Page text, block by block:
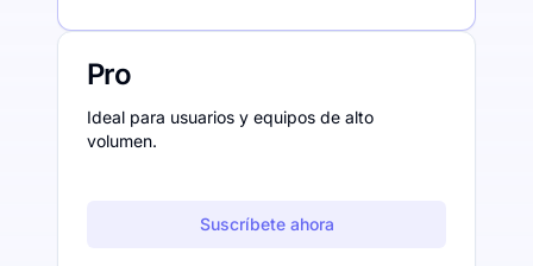
Pro
Ideal para usuarios y equipos de alto
volumen.
Suscríbete ahora